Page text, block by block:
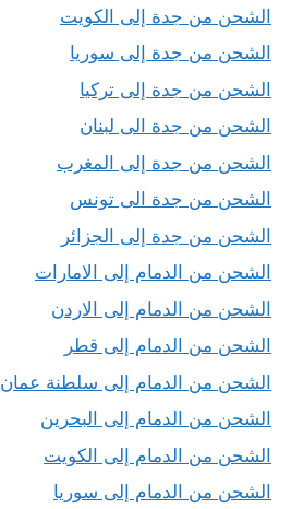
الشحن من جدة إلى الكويت
الشحن من جدة إلى سوريا
الشحن من جدة إلى تركيا
الشحن من جدة الى لبنان
الشحن من جدة إلى المغرب
الشحن من جدة الى تونس
الشحن من جدة إلى الجزائر
الشحن من الدمام إلى الامارات
الشحن من الدمام إلى الاردن
الشحن من الدمام إلى قطر
الشحن من الدمام إلى سلطنة عمان
الشحن من الدمام إلى البحرين
الشحن من الدمام إلى الكويت
الشحن من الدمام إلى سوريا